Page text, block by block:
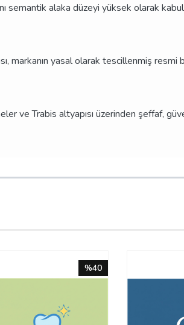
semantik alaka düzeyi yüksek olarak
markanın yasal olarak tescillenmiş
ve Trabis altyapısı üzerinden şeffaf,
%40